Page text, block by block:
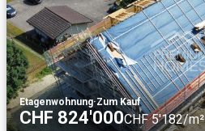
Etagenwohnung·Zum Kauf
CHF 824'000CHF 5'182/m²